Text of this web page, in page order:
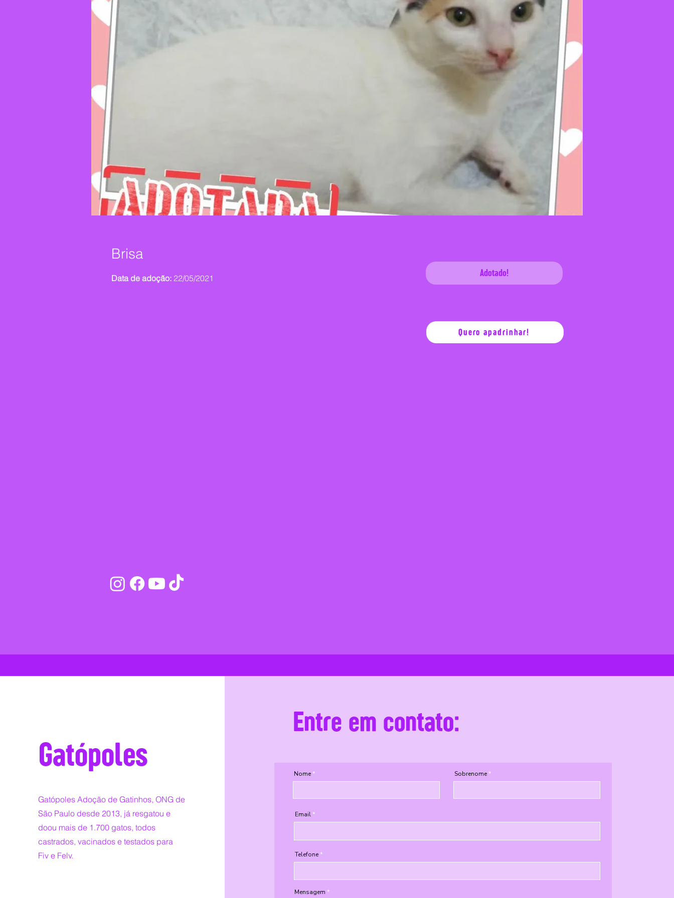
Brisa
Data de adoção: 22/05/2021 Adotado!
Quero apadrinhar!
Gatópoles
Gatópoles Adoção de Gatinhos, ONG de
São Paulo desde 2013, já resgatou e
doou mais de 1.700 gatos, todos
castrados, vacinados e testados para
Fiv e Felv.
Entre em contato:
Nome Sobrenome
Email
Telefone
Mensagem